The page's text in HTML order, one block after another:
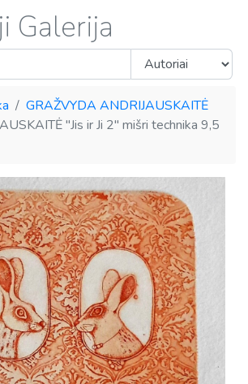
Galerija
GRAŽVYDA ANDRIJAUSKAITĖ
"Jis ir Ji 2" mišri technika 9,5